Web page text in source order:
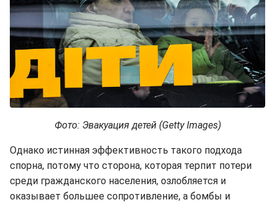
Фото: Эвакуация детей (Getty Images)
Однако истинная эффективность такого подхода
спорна, потому что сторона, которая терпит потери
среди гражданского населения, озлобляется и
оказывает большее сопротивление, а бомбы и